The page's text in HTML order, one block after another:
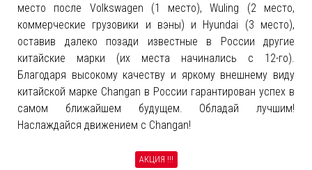
место после Volkswagen (1 место), Wuling (2 место,
коммерческие грузовики и вэны) и Hyundai (3 место),
оставив далеко позади известные в России другие
китайские марки (их места начинались с 12-го).
Благодаря высокому качеству и яркому внешнему виду
китайской марке Changan в России гарантирован успех в
самом ближайшем будущем. Обладай лучшим!
Наслаждайся движением с Changan!
АКЦИЯ !!!